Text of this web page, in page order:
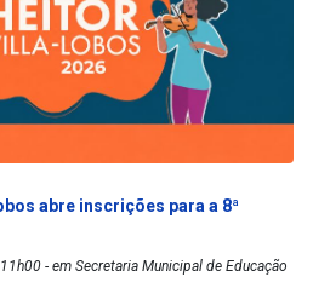
abre inscrições para a 8ª
- em Secretaria Municipal de Educação